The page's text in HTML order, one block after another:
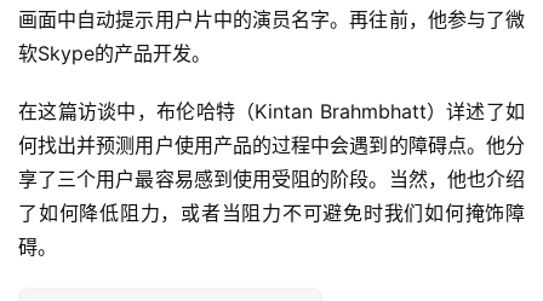
画面中自动提示用户片中的演员名字。再往前，他参与了微
软Skype的产品开发。
在这篇访谈中，布伦哈特（Kintan Brahmbhatt）详述了如
何找出并预测用户使用产品的过程中会遇到的障碍点。他分
享了三个用户最容易感到使用受阻的阶段。当然，他也介绍
了如何降低阻力，或者当阻力不可避免时我们如何掩饰障
碍。